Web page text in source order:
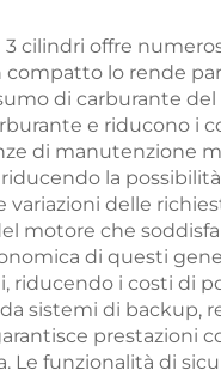
3 cilindri offre
compatto lo rende
di carburante
e riducono i
di manutenzione
la
variazioni delle
motore che
di questi
riducendo i costi di
sistemi di backup,
prestazioni
Le funzionalità di